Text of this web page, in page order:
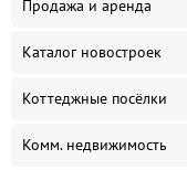
Продажа и аренда
Каталог новостроек
Коттеджные посёлки
Комм. недвижимость